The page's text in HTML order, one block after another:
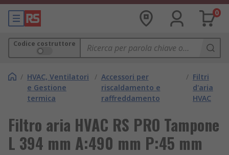
0
Codice costruttore
/ HVAC, Ventilatori
e Gestione
termica
/ Accessori per
riscaldamento e
raffreddamento
/ Filtri
d'aria
HVAC
Filtro aria HVAC RS PRO Tampone
L 394 mm A:490 mm P:45 mm